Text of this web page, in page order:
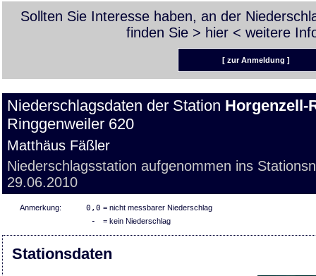
Sollten Sie Interesse haben, an der
finden Sie > hier < weitere
[ zur Anmeldung ]
Niederschlagsdaten der Station Horgenzell-
Ringgenweiler 620
Matthäus Fäßler
Niederschlagsstation aufgenommen ins
29.06.2010
Anmerkung: 0,0 = nicht messbarer Niederschlag
- = kein Niederschlag
Stationsdaten